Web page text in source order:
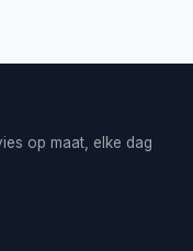
op maat, elke dag